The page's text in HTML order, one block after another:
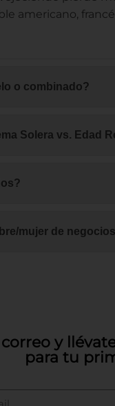
americano,
o combinado?
Solera vs. Edad
mujer de
y
para tu